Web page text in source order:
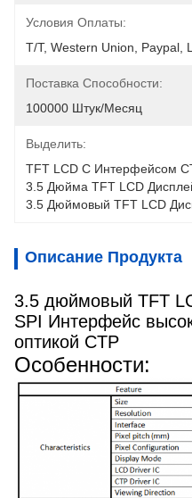
Условия Оплаты:
T/T, Western Union, Paypal,
Поставка Способности:
100000 Штук/месяц
Выделить:
TFT LCD С Интерфейсом
3.5 Дюйма TFT LCD
3.5 Дюймовый TFT LCD
Описание Продукта
3.5 дюймовый TFT
SPI Интерфейс
оптикой CTP
Особенности: